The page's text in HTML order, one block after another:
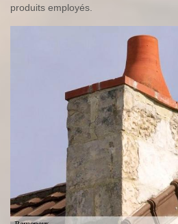
produits employés.